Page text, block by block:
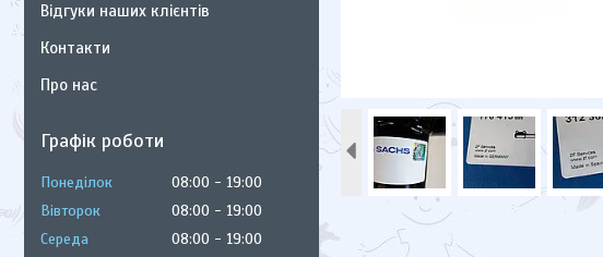
Відгуки наших клієнтів
Контакти
Про нас
Графік роботи
Понеділок 08:00
19:00
Вівторок
08:00
19:00
Середа
08:00
19:00